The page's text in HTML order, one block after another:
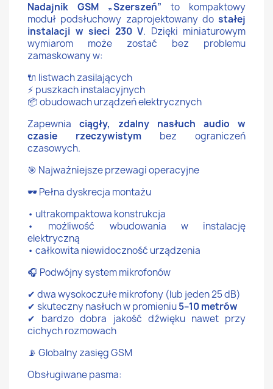
Nadajnik GSM „Szerszeń” to kompaktowy
moduł podsłuchowy zaprojektowany do stałej
instalacji w sieci 230 V. Dzięki miniaturowym
wymiarom może zostać bez problemu
zamaskowany w:
🔌 listwach zasilających
⚡ puszkach instalacyjnych
📦 obudowach urządzeń elektrycznych
Zapewnia ciągły, zdalny nasłuch audio w
czasie rzeczywistym bez ograniczeń
czasowych.
🎯 Najważniejsze przewagi operacyjne
🕶 Pełna dyskrecja montażu
• ultrakompaktowa konstrukcja
• możliwość wbudowania w instalację
elektryczną
• całkowita niewidoczność urządzenia
🎧 Podwójny system mikrofonów
✔ dwa wysokoczułe mikrofony (lub jeden 25 dB)
✔ skuteczny nasłuch w promieniu5–10 metrów
✔ bardzo dobra jakość dźwięku nawet przy
cichych rozmowach
📡 Globalny zasięg GSM
Obsługiwane pasma: